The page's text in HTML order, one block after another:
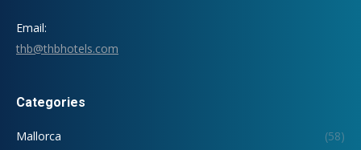
Email:
thb@thbhotels.com
Categories
Mallorca
(58)